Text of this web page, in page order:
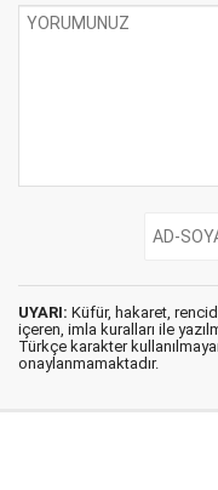
UYARI: Küfür, hakaret,
içeren, imla kuralları ile
Türkçe karakter
onaylanmamaktadır.